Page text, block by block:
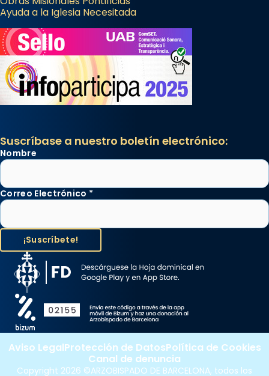
Ayuda a la Iglesia Necesitada
Suscríbase a nuestro boletín electrónico:
Nombre
Correo Electrónico *
Copyright 2026 ©ARZOBISPADO DE BARCELONA, todos los
Aviso LegalProtección de DatosPolítica de Cookies
Canal de denuncia